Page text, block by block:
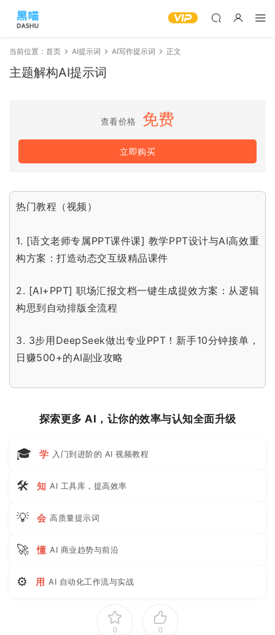
当前位置： 首页 AI提示词 AI写作提示词 正文
主题解构AI提示词
查看价格 免费
立即购买
热门教程（视频）
1. [语文老师专属PPT课件课] 教学PPT设计与AI高效重
构方案：打造动态交互级精品课件
2. [AI+PPT] 职场汇报文档一键生成提效方案：从逻辑
构思到自动排版全流程
3. 3步用DeepSeek做出专业PPT！新手10分钟接单，
日赚500+的AI副业攻略
探索更多 AI，让你的效率与认知全面升级
🎓 学 入门到进阶的 AI 视频教程
🛠 知 AI 工具库，提高效率
💡 会 高质量提示词
🚀 懂 AI 商业趋势与前沿
⚙ 用 AI 自动化工作流与实战
0 0